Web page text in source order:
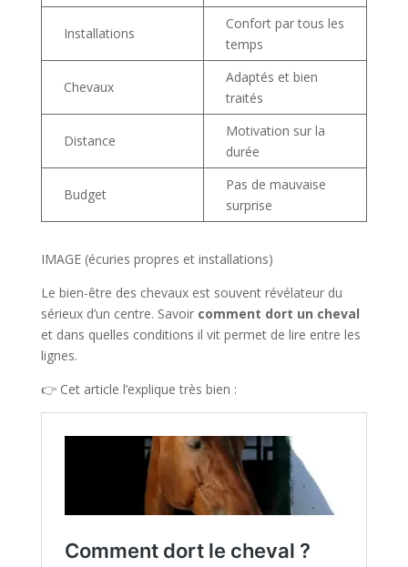
Installations
Confort par tous les
temps
Chevaux
Adaptés et bien
traités
Distance
Motivation sur la
durée
Budget
Pas de mauvaise
surprise
IMAGE (écuries propres et installations)
Le bien-être des chevaux est souvent révélateur du
sérieux d’un centre. Savoir comment dort un cheval
et dans quelles conditions il vit permet de lire entre les
lignes.
👉 Cet article l’explique très bien :